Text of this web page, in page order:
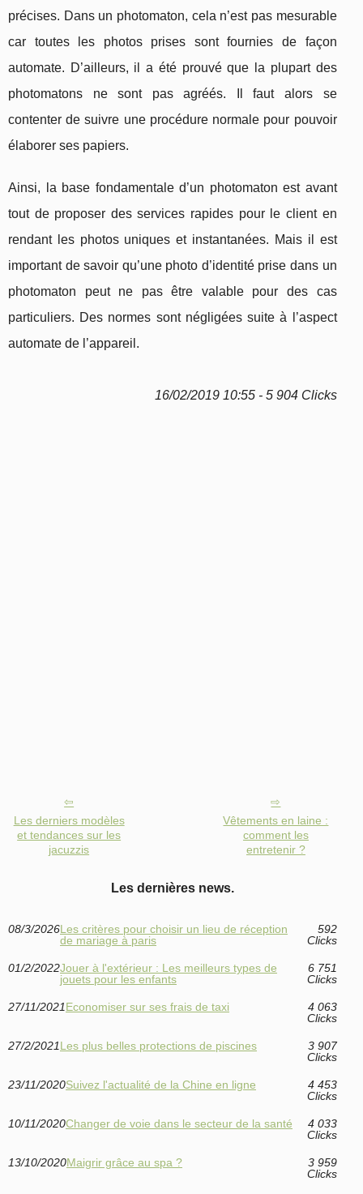
précises. Dans un photomaton, cela n’est pas mesurable
car toutes les photos prises sont fournies de façon
automate. D’ailleurs, il a été prouvé que la plupart des
photomatons ne sont pas agréés. Il faut alors se
contenter de suivre une procédure normale pour pouvoir
élaborer ses papiers.
Ainsi, la base fondamentale d’un photomaton est avant
tout de proposer des services rapides pour le client en
rendant les photos uniques et instantanées. Mais il est
important de savoir qu’une photo d’identité prise dans un
photomaton peut ne pas être valable pour des cas
particuliers. Des normes sont négligées suite à l’aspect
automate de l’appareil.
16/02/2019 10:55 - 5 904 Clicks
Les derniers modèles
et tendances sur les
jacuzzis
Vêtements en laine :
comment les
entretenir ?
Les dernières news.
08/3/2026Les critères pour choisir un lieu de réception
de mariage à paris
592
Clicks
01/2/2022Jouer à l'extérieur : Les meilleurs types de
jouets pour les enfants
6 751
Clicks
27/11/2021Economiser sur ses frais de taxi
4 063
Clicks
27/2/2021Les plus belles protections de piscines
3 907
Clicks
23/11/2020Suivez l'actualité de la Chine en ligne
4 453
Clicks
10/11/2020Changer de voie dans le secteur de la santé
4 033
Clicks
13/10/2020Maigrir grâce au spa ?
3 959
Clicks